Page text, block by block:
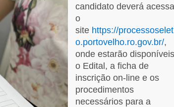
candidato deverá
o
site https://
o.portovelho.ro.gov.br/,
onde estarão
o Edital, a ficha de
inscrição on-line e os
procedimentos
necessários para a